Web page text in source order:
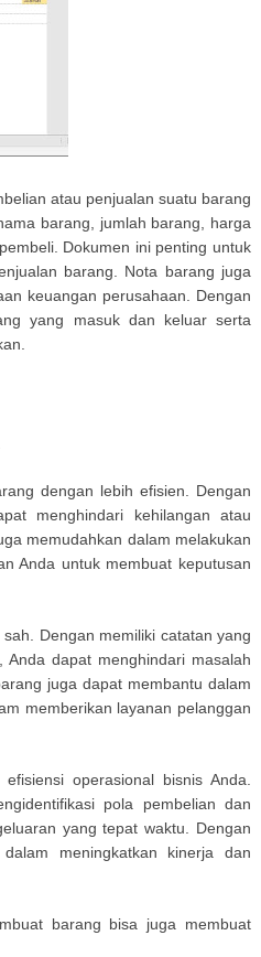
atau penjualan suatu barang
barang, jumlah barang, harga
Dokumen ini penting untuk
barang. Nota barang juga
keuangan perusahaan. Dengan
yang masuk dan keluar serta
dengan lebih efisien. Dengan
menghindari kehilangan atau
memudahkan dalam melakukan
Anda untuk membuat keputusan
Dengan memiliki catatan yang
dapat menghindari masalah
juga dapat membantu dalam
memberikan layanan pelanggan
operasional bisnis Anda.
pola pembelian dan
yang tepat waktu. Dengan
meningkatkan kinerja dan
barang bisa juga membuat